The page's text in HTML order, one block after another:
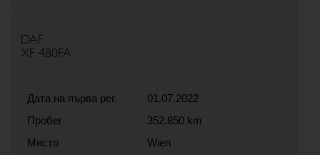
DAF
XF 480FA
Дата на първа рег.
01.07.2022
Пробег
352.850 km
Място
Wien